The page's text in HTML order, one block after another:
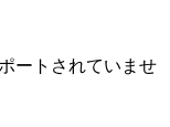
ートされていませ